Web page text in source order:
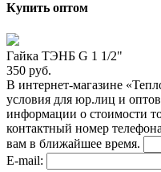
Купить оптом
Гайка ТЭНБ G 1 1/2"
350 руб.
В интернет-магазине
условия для юр.лиц и
информации о стоимости
контактный номер
вам в ближайшее время.
E-mail: